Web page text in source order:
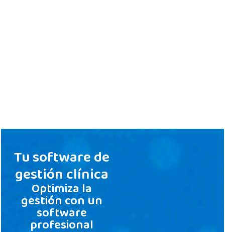
Tu software de
gestión clínica
Optimiza la
gestión con un
software
profesional